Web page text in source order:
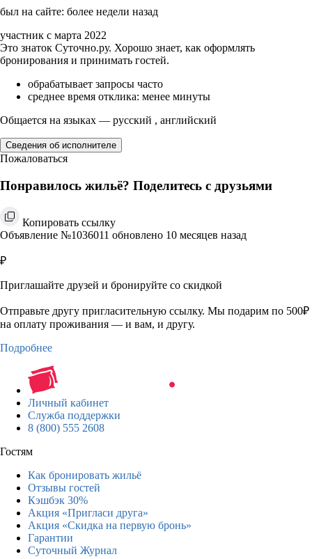
был на сайте: более недели назад
участник с марта 2022
Это знаток Суточно.ру. Хорошо знает, как оформлять
бронирования и принимать гостей.
обрабатывает запросы часто
среднее время отклика: менее минуты
Общается на языках — русский , английский
Сведения об исполнителе
Пожаловаться
Понравилось жильё? Поделитесь с друзьями
Копировать ссылку
Объявление №1036011 обновлено 10 месяцев назад
₽
Приглашайте друзей и бронируйте со скидкой
Отправьте другу пригласительную ссылку. Мы подарим по 500₽
на оплату проживания — и вам, и другу.
Подробнее
Личный кабинет
Служба поддержки
8 (800) 555 2608
Гостям
Как бронировать жильё
Отзывы гостей
Кэшбэк 30%
Акция «Пригласи друга»
Акция «Скидка на первую бронь»
Гарантии
Суточный Журнал